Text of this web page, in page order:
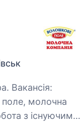
поле, молочна